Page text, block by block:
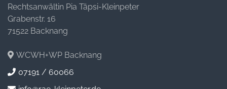
Rechtsanwältin Pia Täpsi-Kleinpeter
Grabenstr. 16
71522 Backnang
WCWH+WP Backnang
07191 / 60066